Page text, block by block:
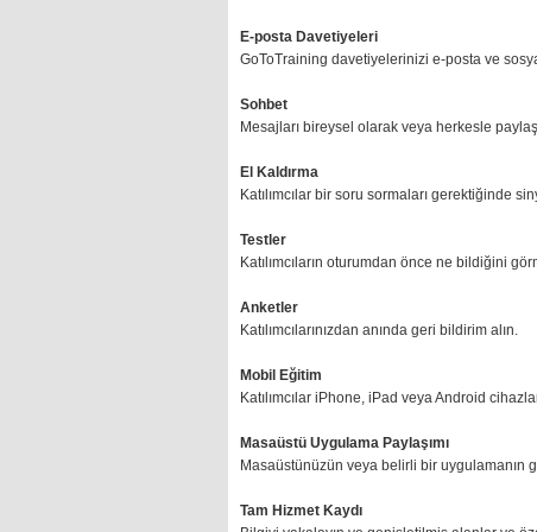
E-posta Davetiyeleri
GoToTraining davetiyelerinizi e-posta ve
Sohbet
Mesajları bireysel olarak veya herkesle
El Kaldırma
Katılımcılar bir soru sormaları gerektiğinde
Testler
Katılımcıların oturumdan önce ne bildiğini
Anketler
Katılımcılarınızdan anında geri bildirim alın.
Mobil Eğitim
Katılımcılar iPhone, iPad veya Android
Masaüstü Uygulama Paylaşımı
Masaüstünüzün veya belirli bir uygulamanın
Tam Hizmet Kaydı